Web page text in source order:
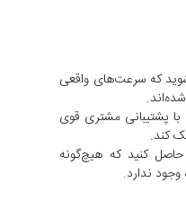
که سرعت‌های واقعی
: انتخاب ISP با پشتیبانی مشتری قوی
کند.
حاصل کنید که هیچ‌گونه
وجود ندارد.